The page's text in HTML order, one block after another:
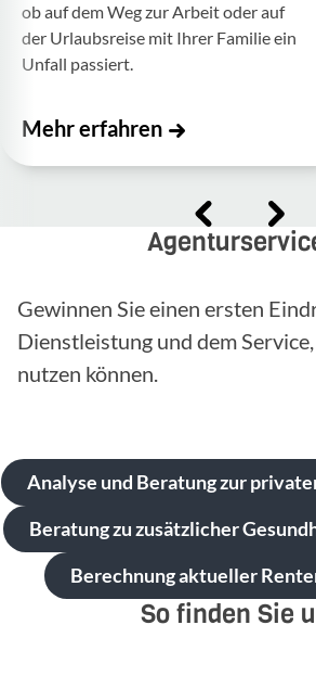
ob auf dem Weg zur Arbeit oder auf
der Urlaubs­reise mit Ihrer Familie ein
Unfall passiert.
Mehr erfahren
Gewinnen Sie einen ersten
Dienstleistung und dem
nutzen können.
Analyse und Beratung zur
Beratung zu zusätzlicher
Berechnung aktueller
So finden Sie